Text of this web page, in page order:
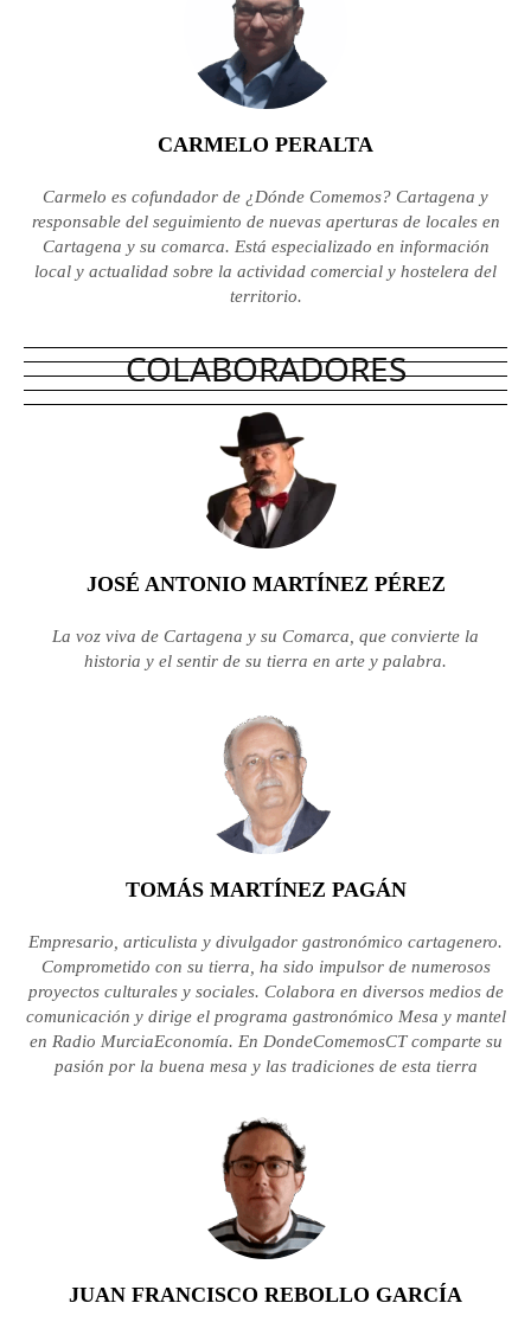
CARMELO PERALTA
Carmelo es cofundador de ¿Dónde Comemos? Cartagena y
responsable del seguimiento de nuevas aperturas de locales en
Cartagena y su comarca. Está especializado en información
local y actualidad sobre la actividad comercial y hostelera del
territorio.
COLABORADORES
JOSÉ ANTONIO MARTÍNEZ PÉREZ
La voz viva de Cartagena y su Comarca, que convierte la
historia y el sentir de su tierra en arte y palabra.
TOMÁS MARTÍNEZ PAGÁN
Empresario, articulista y divulgador gastronómico cartagenero.
Comprometido con su tierra, ha sido impulsor de numerosos
proyectos culturales y sociales. Colabora en diversos medios de
comunicación y dirige el programa gastronómico Mesa y mantel
en Radio MurciaEconomía. En DondeComemosCT comparte su
pasión por la buena mesa y las tradiciones de esta tierra
JUAN FRANCISCO REBOLLO GARCÍA